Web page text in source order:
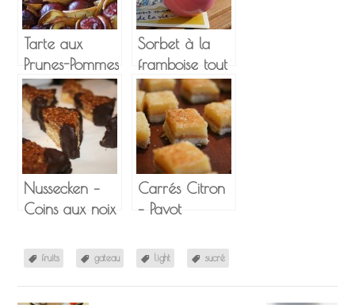
Tarte aux
Prunes-Pommes
Fleur
d’oranger
Miel et Pavot
Sorbet à la
framboise tout
léger
Nussecken –
Coins aux noix
Carrés Citron
– Pavot
fruits gateau light sucré